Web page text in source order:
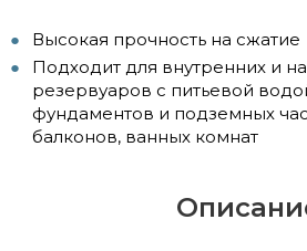
Высокая прочность на сжатие
Подходит для внутренних и
резервуаров с питьевой
фундаментов и подземных
балконов, ванных комнат